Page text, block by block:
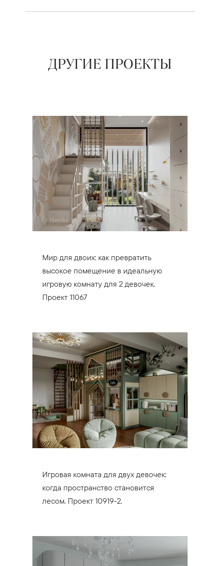
ДРУГИЕ ПРОЕКТЫ
Мир для двоих: как превратить
высокое помещение в идеальную
игровую комнату для 2 девочек.
Проект 11067
Игровая комната для двух девочек:
когда пространство становится
лесом. Проект 10919-2.